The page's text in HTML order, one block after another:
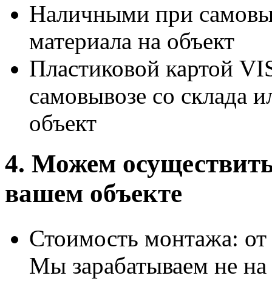
Наличными при
материала на объект
Пластиковой картой
самовывозе со склада
объект
4. Можем
вашем объекте
Стоимость монтажа:
Мы зарабатываем не на